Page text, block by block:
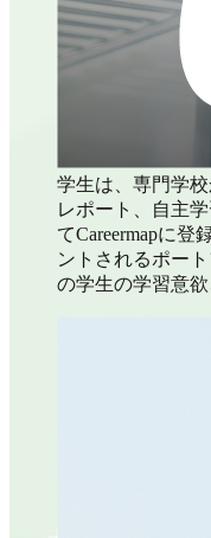
学生は、専門学
レポート、自主
てCareermapに登
ントされるポー
の学生の学習意